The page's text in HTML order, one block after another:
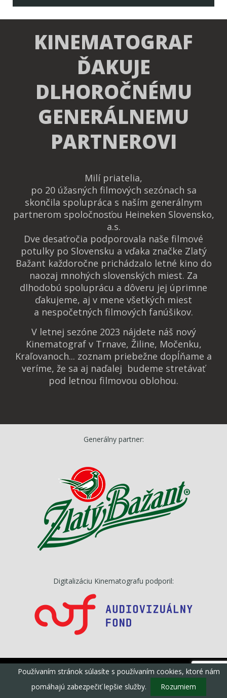
Používaním stránok súlasíte s používaním cookies, ktoré nám
pomáhajú zabezpečiť lepšie služby.
Rozumiem
KINEMATOGRAF
ĎAKUJE
DLHOROČNÉMU
GENERÁLNEMU
PARTNEROVI
Milí priatelia,
po 20 úžasných filmových sezónach sa
skončila spolupráca s naším generálnym
partnerom spoločnosťou Heineken Slovensko,
a.s.
Dve desaťročia podporovala naše filmové
potulky po Slovensku a vďaka značke Zlatý
Bažant každoročne prichádzalo letné kino do
naozaj mnohých slovenských miest. Za
dlhodobú spoluprácu a dôveru jej úprimne
ďakujeme, aj v mene všetkých miest
a nespočetných filmových fanúšikov.
V letnej sezóne 2023 nájdete náš nový
Kinematograf v Trnave, Žiline, Močenku,
Kraľovanoch... zoznam priebežne dopĺňame a
veríme, že sa aj naďalej budeme stretávať
pod letnou filmovou oblohou.
Generálny partner:
Digitalizáciu Kinematografu podporil:
©Kinematograf, s.r.o, Všetky práva vyhradené
powered bydotcom.sk